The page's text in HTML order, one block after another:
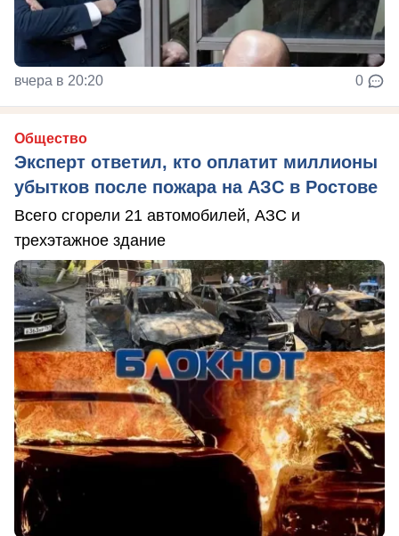
вчера в 20:20 0
Общество
Эксперт ответил, кто оплатит миллионы
убытков после пожара на АЗС в Ростове
Всего сгорели 21 автомобилей, АЗС и
трехэтажное здание